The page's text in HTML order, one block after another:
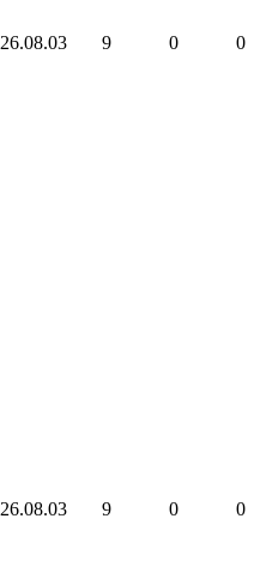
26.08.03 9 0 0
26.08.03 9 0 0